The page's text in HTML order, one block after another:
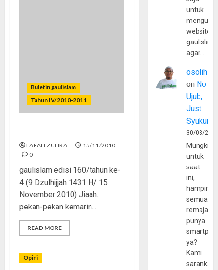
Buletin gaulislam
Tahun IV/2010-2011
FARAH ZUHRA
15/11/2010
0
gaulislam edisi 160/tahun ke-
4 (9 Dzulhijjah 1431 H/ 15
November 2010) Jiaah..
pekan-pekan kemarin...
READ MORE
Opini
untuk
website
agar…
osolihin
on No
Ujub,
Just
Syukur
30/03/
Mungkin
untuk
saat
ini,
hampir
semua
remaja
punya
ya?
Kami
sarankan,